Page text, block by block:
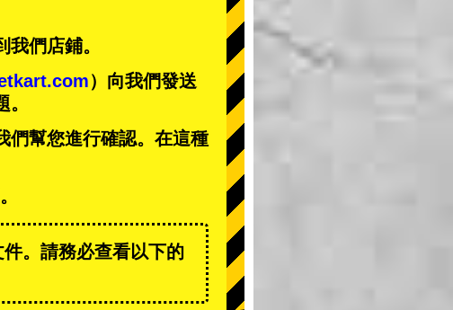
們店鋪。
）向我們發送
們幫您進行確認。在這種
。請務必查看以下的